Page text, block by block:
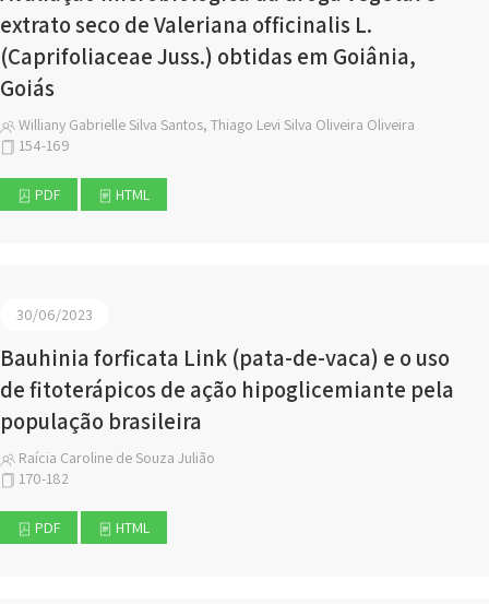
extrato seco de Valeriana officinalis L.
(Caprifoliaceae Juss.) obtidas em Goiânia,
Goiás
Williany Gabrielle Silva Santos, Thiago Levi Silva Oliveira Oliveira
154-169
PDF HTML
30/06/2023
Bauhinia forficata Link (pata-de-vaca) e o uso
de fitoterápicos de ação hipoglicemiante pela
população brasileira
Raícia Caroline de Souza Julião
170-182
PDF HTML